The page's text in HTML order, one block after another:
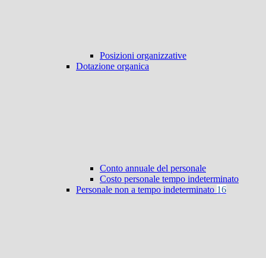
Posizioni organizzative
Dotazione organica
Conto annuale del personale
Costo personale tempo indeterminato
Personale non a tempo indeterminato 16